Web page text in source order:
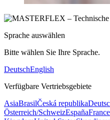
Sprache auswählen
Bitte wählen Sie Ihre Sprache.
DeutschEnglish
Verfügbare Vertriebsgebiete
AsiaBrasilČeská republika
Österreich/SchweizEspañaFrance